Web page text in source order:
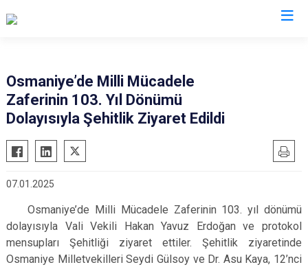
Osmaniye’de Milli Mücadele
Zaferinin 103. Yıl Dönümü
Dolayısıyla Şehitlik Ziyaret Edildi
07.01.2025
Osmaniye’de Milli Mücadele Zaferinin 103. yıl dönümü
dolayısıyla Vali Vekili Hakan Yavuz Erdoğan ve protokol
mensupları Şehitliği ziyaret ettiler. Şehitlik ziyaretinde
Osmaniye Milletvekilleri Seydi Gülsoy ve Dr. Asu Kaya, 12’nci